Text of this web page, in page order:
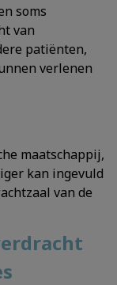
soms
van
patiënten,
verlenen
maatschappij,
kan ingevuld
van de